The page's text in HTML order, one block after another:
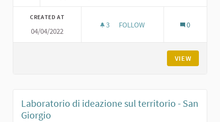
CREATED AT
04/04/2022
3 3 FOLLOWERS
FOLLOW 0
VIEW
Laboratorio di ideazione sul territorio - San
Giorgio